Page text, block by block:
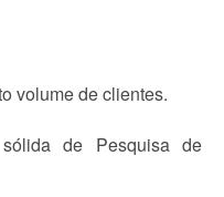
volume de clientes.
de Pesquisa de